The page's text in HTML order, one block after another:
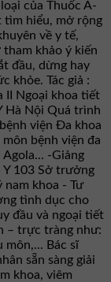
của Thuốc A-
tìm hiểu, mở rộng
về y tế,
khảo ý kiến
đầu, dừng hay
khỏe. Tác giả :
II Ngoại khoa tiết
Hà Nội Quá trình
viện Đa khoa
bệnh viện đa
-Giảng
Y 103 Sở trưởng
nam khoa - Tư
tình dục cho
đầu và ngoại tiết
– trực tràng như:
môn,... Bác sĩ
sẵn sàng giải
khoa, viêm